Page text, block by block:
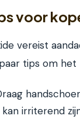
voor
vereist
tips om
irriterend